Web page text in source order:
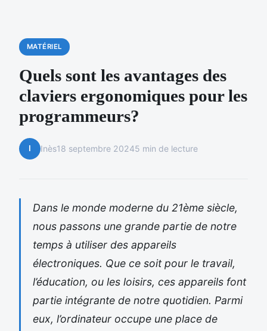
MATÉRIEL
Quels sont les avantages des
claviers ergonomiques pour les
programmeurs?
I Inès18 septembre 20245 min de lecture
Dans le monde moderne du 21ème siècle,
nous passons une grande partie de notre
temps à utiliser des appareils
électroniques. Que ce soit pour le travail,
l’éducation, ou les loisirs, ces appareils font
partie intégrante de notre quotidien. Parmi
eux, l’ordinateur occupe une place de